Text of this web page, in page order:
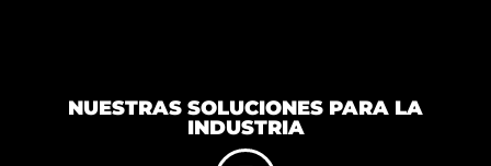
NUESTRAS SOLUCIONES PARA LA
INDUSTRIA